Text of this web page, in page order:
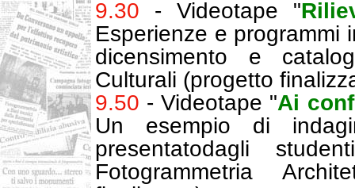
9.30 - Videotape "
Esperienze e programmi
dicensimento e
Culturali (progetto
9.50 - Videotape "Ai
Un esempio di
presentatodagli
Fotogrammetria